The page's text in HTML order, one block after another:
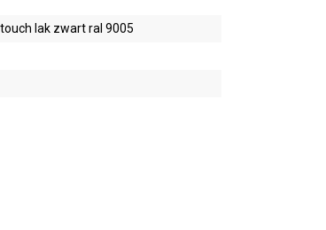
lak zwart ral 9005